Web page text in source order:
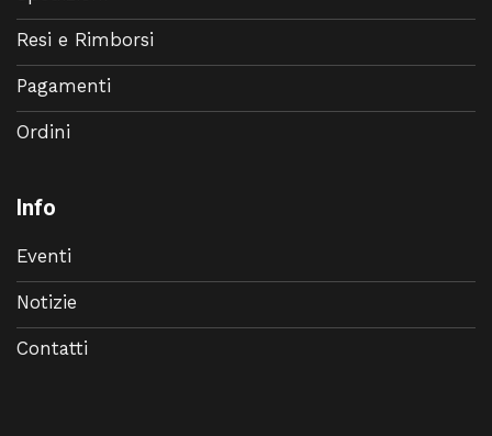
Resi e Rimborsi
Pagamenti
Ordini
Info
Eventi
Notizie
Contatti